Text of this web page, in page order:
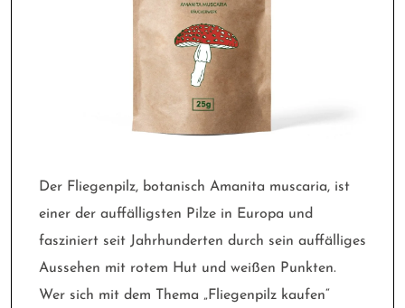
Der Fliegenpilz, botanisch Amanita muscaria, ist
einer der auffälligsten Pilze in Europa und
fasziniert seit Jahrhunderten durch sein auffälliges
Aussehen mit rotem Hut und weißen Punkten.
Wer sich mit dem Thema „Fliegenpilz kaufen“